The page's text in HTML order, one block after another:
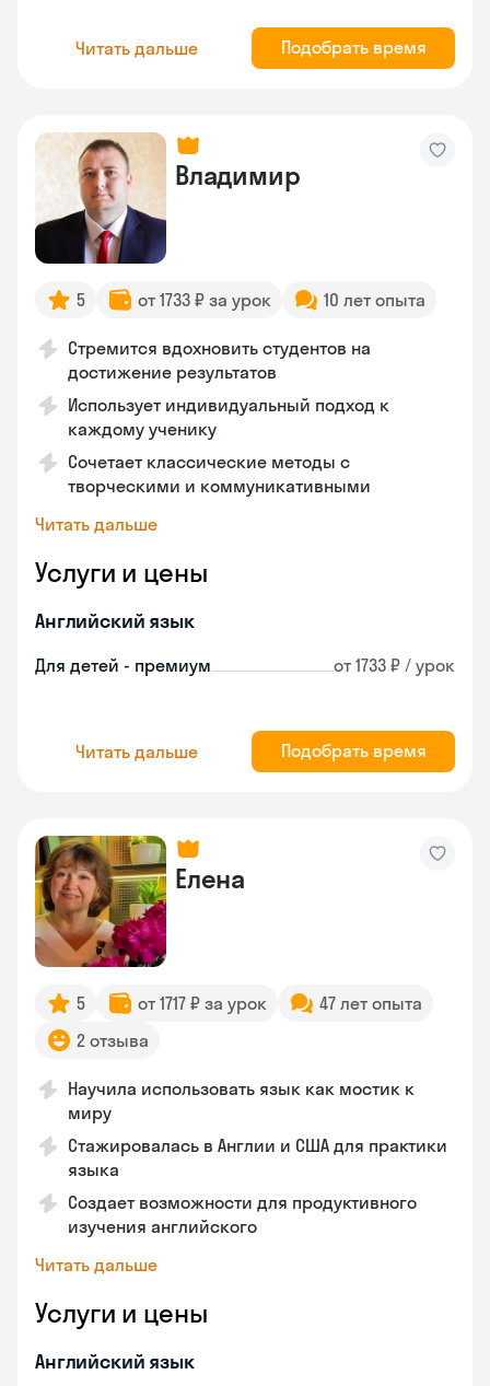
Читать дальше Подобрать время
Владимир
5 от 1733 ₽ за урок 10 лет опыта
Стремится вдохновить студентов на
достижение результатов
Использует индивидуальный подход к
каждому ученику
Сочетает классические методы с
творческими и коммуникативными
Читать дальше
Услуги и цены
Английский язык
Для детей - премиум от 1733 ₽ / урок
Читать дальше Подобрать время
Елена
5 от 1717 ₽ за урок
47 лет опыта
2 отзыва
Научила использовать язык как мостик к
миру
Стажировалась в Англии и США для практики
языка
Создает возможности для продуктивного
изучения английского
Читать дальше
Услуги и цены
Английский язык